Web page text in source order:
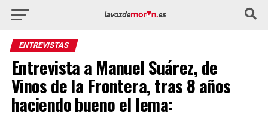
ENTREVISTAS
Entrevista a Manuel Suárez, de
Vinos de la Frontera, tras 8 años
haciendo bueno el lema: